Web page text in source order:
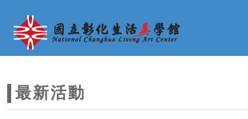
網
站最新活動